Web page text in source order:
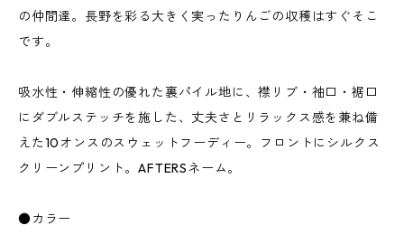
の仲間達。長野を彩る大きく実ったりんごの収穫はすぐそこ
です。
吸水性・伸縮性の優れた裏パイル地に、襟リブ・袖口・裾口
にダブルステッチを施した、丈夫さとリラックス感を兼ね備
えた10オンスのスウェットフーディー。フロントにシルクス
クリーンプリント。AFTERSネーム。
●カラー